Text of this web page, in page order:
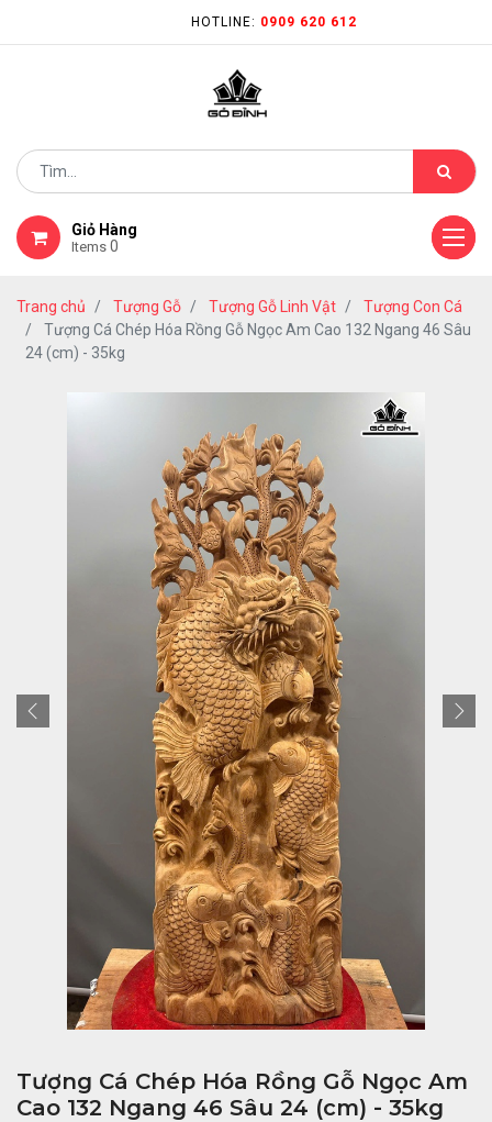
HOTLINE: 0909 620 612
Giỏ Hàng
Items 0
Trang chủ Tượng Gỗ Tượng Gỗ Linh Vật
Tượng Con Cá
Tượng Cá Chép Hóa Rồng Gỗ Ngọc Am Cao 132 Ngang 46 Sâu
24 (cm) - 35kg
Tượng Cá Chép Hóa Rồng Gỗ Ngọc Am
Cao 132 Ngang 46 Sâu 24 (cm) - 35kg